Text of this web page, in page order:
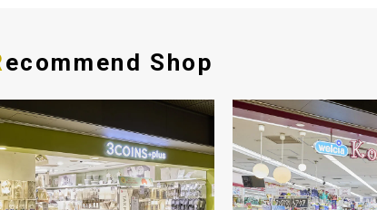
Recommend Shop